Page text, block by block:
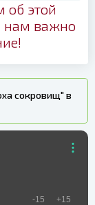
об этой
нам важно
сокровищ" в
-15 +15